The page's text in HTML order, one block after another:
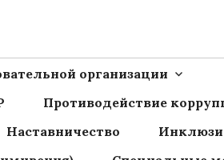
организации
Противодействие
Наставничество